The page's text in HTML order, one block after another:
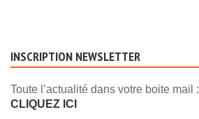
INSCRIPTION NEWSLETTER
Toute l’actualité dans votre boite mail :
CLIQUEZ ICI